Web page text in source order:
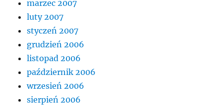
marzec 2007
luty 2007
styczeń 2007
grudzień 2006
listopad 2006
październik 2006
wrzesień 2006
sierpień 2006